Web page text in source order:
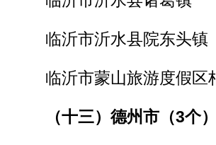
临沂市沂水县院东头镇
临沂市蒙山旅游度假区
（十三）德州市（3个）